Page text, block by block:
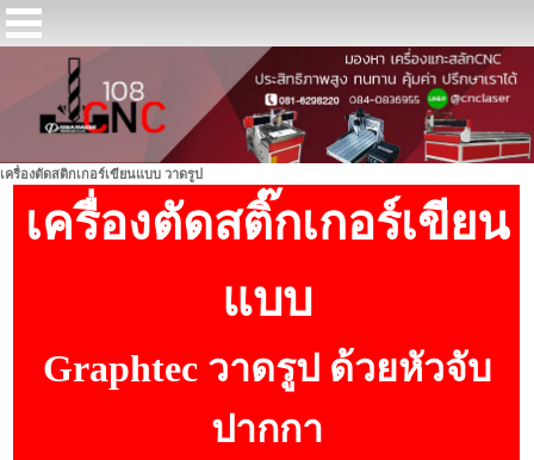
เครื่องตัดสติกเกอร์เขียนแบบ วาดรูป
เครื่องตัดสติ๊กเกอร์เขียน
แบบ
Graphtec วาดรูป ด้วยหัวจับ
ปากกา